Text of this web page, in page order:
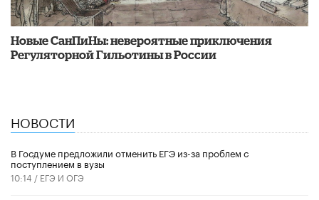
Новые СанПиНы: невероятные приключения
Регуляторной Гильотины в России
НОВОСТИ
В Госдуме предложили отменить ЕГЭ из-за проблем с
поступлением в вузы
10:14 / ЕГЭ И ОГЭ